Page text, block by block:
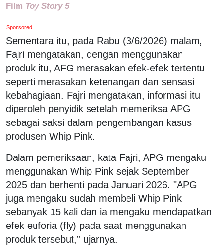
Film Toy Story 5
Sponsored
Sementara itu, pada Rabu (3/6/2026) malam,
Fajri mengatakan, dengan menggunakan
produk itu, AFG merasakan efek-efek tertentu
seperti merasakan ketenangan dan sensasi
kebahagiaan. Fajri mengatakan, informasi itu
diperoleh penyidik setelah memeriksa APG
sebagai saksi dalam pengembangan kasus
produsen Whip Pink.
Dalam pemeriksaan, kata Fajri, APG mengaku
menggunakan Whip Pink sejak September
2025 dan berhenti pada Januari 2026. "APG
juga mengaku sudah membeli Whip Pink
sebanyak 15 kali dan ia mengaku mendapatkan
efek euforia (fly) pada saat menggunakan
produk tersebut,” ujarnya.